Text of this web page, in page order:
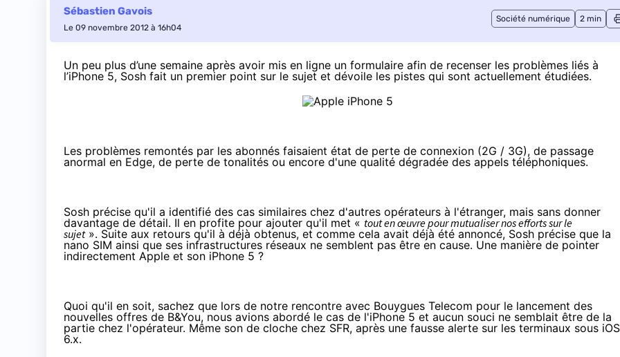
Sébastien Gavois
Le 09 novembre 2012 à 16h04
Société numérique 2 min
Un peu plus d’une semaine après avoir mis en ligne un formulaire afin de recenser les problèmes liés à
l’iPhone 5, Sosh fait un premier point sur le sujet et dévoile les pistes qui sont actuellement étudiées.
Les problèmes remontés par les abonnés faisaient état de perte de connexion (2G / 3G), de passage
anormal en Edge, de perte de tonalités ou encore d'une qualité dégradée des appels téléphoniques.
Sosh précise qu'il a identifié des cas similaires chez d'autres opérateurs à l'étranger, mais sans donner
davantage de détail. Il en profite pour ajouter qu'il met « tout en œuvre pour mutualiser nos efforts sur le
sujet». Suite aux retours qu'il à déjà obtenus, et comme cela avait déjà été annoncé, Sosh précise que la
nano SIM ainsi que ses infrastructures réseaux ne semblent pas être en cause. Une manière de pointer
indirectement Apple et son iPhone 5 ?
Quoi qu'il en soit, sachez que lors de notre rencontre avec Bouygues Telecom pour le lancement des
nouvelles offres de B&You, nous avions abordé le cas de l'iPhone 5 et aucun souci ne semblait être de la
partie chez l'opérateur. Même son de cloche chez SFR, après une fausse alerte sur les terminaux sous iOS
6.x.